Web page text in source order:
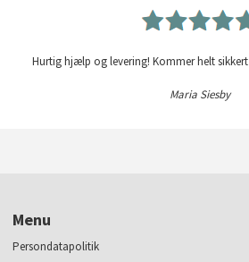
Hurtig hjælp og levering! Kommer helt
Maria Siesby
Menu
Persondatapolitik